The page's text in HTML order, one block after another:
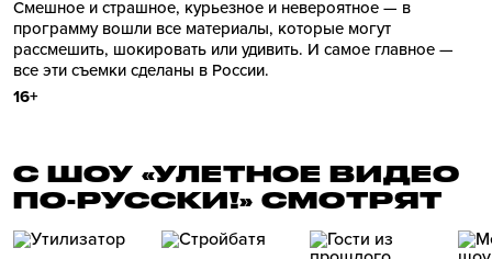
Смешное и страшное, курьезное и невероятное — в
программу вошли все материалы, которые могут
рассмешить, шокировать или удивить. И самое главное —
все эти съемки сделаны в России.
16+
С ШОУ «УЛЕТНОЕ ВИДЕО
ПО-РУССКИ!» СМОТРЯТ